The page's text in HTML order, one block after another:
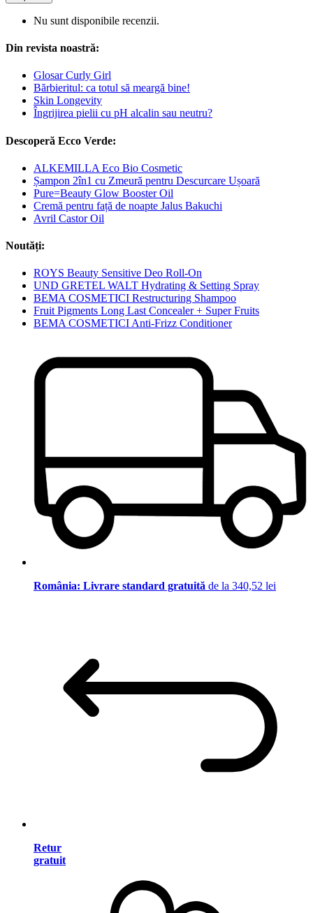
Nu sunt disponibile recenzii.
Din revista noastră:
Glosar Curly Girl
Bărbieritul: ca totul să meargă bine!
Skin Longevity
Îngrijirea pielii cu pH alcalin sau neutru?
Descoperă Ecco Verde:
ALKEMILLA Eco Bio Cosmetic
Șampon 2în1 cu Zmeură pentru Descurcare Ușoară
Pure=Beauty Glow Booster Oil
Cremă pentru față de noapte Jalus Bakuchi
Avril Castor Oil
Noutăți:
ROYS Beauty Sensitive Deo Roll-On
UND GRETEL WALT Hydrating & Setting Spray
BEMA COSMETICI Restructuring Shampoo
Fruit Pigments Long Last Concealer + Super Fruits
BEMA COSMETICI Anti-Frizz Conditioner
România: Livrare standard gratuită de la 340,52 lei
Retur
gratuit